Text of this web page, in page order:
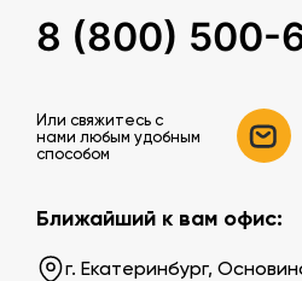
8 (800) 500-
Или свяжитесь c
нами любым удобным
способом
Ближайший к вам офис:
г. Екатеринбург,